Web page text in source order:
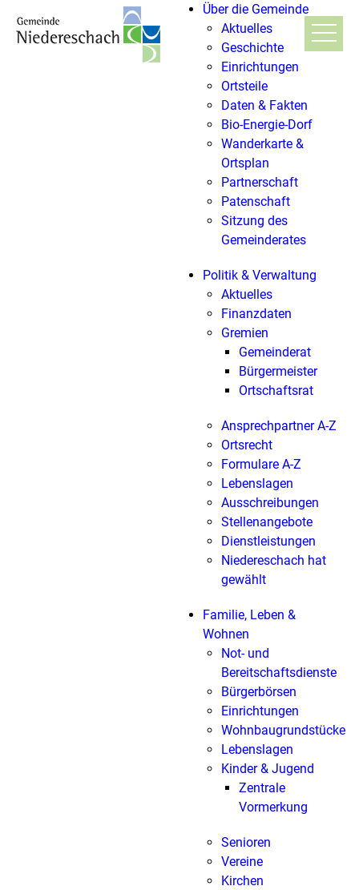
Über die Gemeinde
Aktuelles
Geschichte
Einrichtungen
Ortsteile
Daten & Fakten
Bio-Energie-Dorf
Wanderkarte &
Ortsplan
Partnerschaft
Patenschaft
Sitzung des
Gemeinderates
Politik & Verwaltung
Aktuelles
Finanzdaten
Gremien
Gemeinderat
Bürgermeister
Ortschaftsrat
Ansprechpartner A-Z
Ortsrecht
Formulare A-Z
Lebenslagen
Ausschreibungen
Stellenangebote
Dienstleistungen
Niedereschach hat
gewählt
Familie, Leben &
Wohnen
Not- und
Bereitschaftsdienste
Bürgerbörsen
Einrichtungen
Wohnbaugrundstücke
Lebenslagen
Kinder & Jugend
Zentrale
Vormerkung
Senioren
Vereine
Kirchen